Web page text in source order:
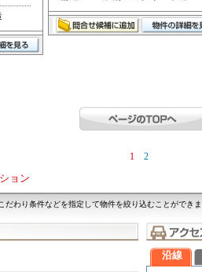
1 2
ョン
だわり条件などを指定して物件を絞り込むことができ
沿線